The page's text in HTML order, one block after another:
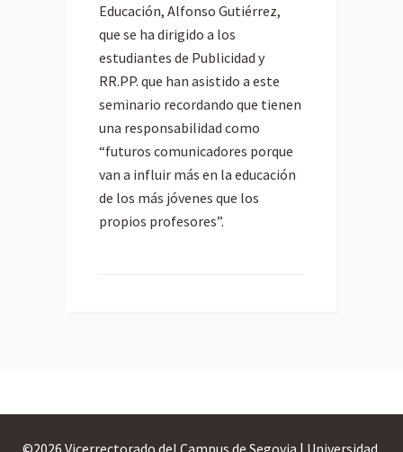
Educación, Alfonso Gutiérrez,
que se ha dirigido a los
estudiantes de Publicidad y
RR.PP. que han asistido a este
seminario recordando que tienen
una responsabilidad como
“futuros comunicadores porque
van a influir más en la educación
de los más jóvenes que los
propios profesores”.
©2026 Vicerrectorado del Campus de Segovia | Universidad